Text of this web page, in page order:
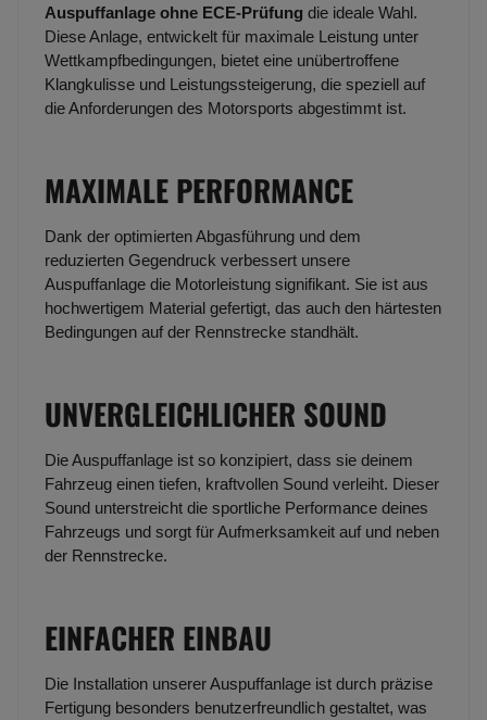
Auspuffanlage ohne ECE-Prüfung die ideale Wahl.
Diese Anlage, entwickelt für maximale Leistung unter
Wettkampfbedingungen, bietet eine unübertroffene
Klangkulisse und Leistungssteigerung, die speziell auf
die Anforderungen des Motorsports abgestimmt ist.
MAXIMALE PERFORMANCE
Dank der optimierten Abgasführung und dem
reduzierten Gegendruck verbessert unsere
Auspuffanlage die Motorleistung signifikant. Sie ist aus
hochwertigem Material gefertigt, das auch den härtesten
Bedingungen auf der Rennstrecke standhält.
UNVERGLEICHLICHER SOUND
Die Auspuffanlage ist so konzipiert, dass sie deinem
Fahrzeug einen tiefen, kraftvollen Sound verleiht. Dieser
Sound unterstreicht die sportliche Performance deines
Fahrzeugs und sorgt für Aufmerksamkeit auf und neben
der Rennstrecke.
EINFACHER EINBAU
Die Installation unserer Auspuffanlage ist durch präzise
Fertigung besonders benutzerfreundlich gestaltet, was